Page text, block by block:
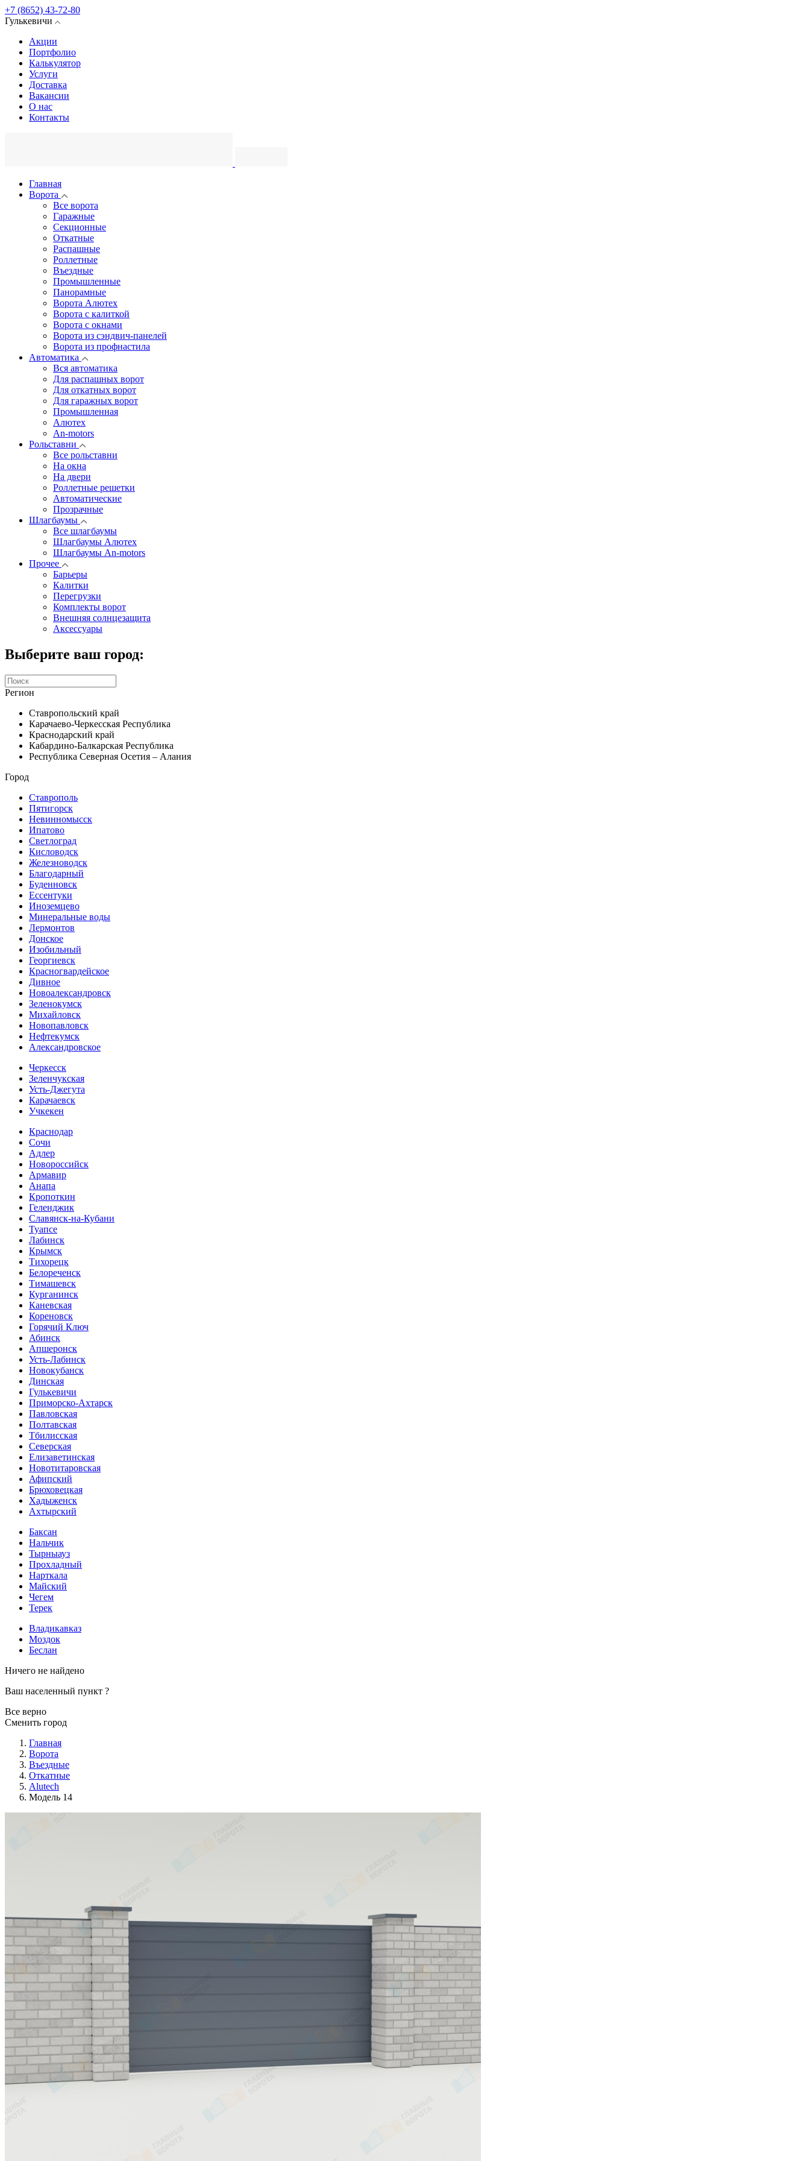
+7 (8652) 43-72-80
Гулькевичи
Акции
Портфолио
Калькулятор
Услуги
Доставка
Вакансии
О нас
Контакты
Главная
Ворота
Все ворота
Гаражные
Секционные
Откатные
Распашные
Роллетные
Въездные
Промышленные
Панорамные
Ворота Алютех
Ворота с калиткой
Ворота c окнами
Ворота из сэндвич-панелей
Ворота из профнастила
Автоматика
Вся автоматика
Для распашных ворот
Для откатных ворот
Для гаражных ворот
Промышленная
Алютех
An-motors
Рольставни
Все рольставни
На окна
На двери
Роллетные решетки
Автоматические
Прозрачные
Шлагбаумы
Все шлагбаумы
Шлагбаумы Алютех
Шлагбаумы An-motors
Прочее
Барьеры
Калитки
Перегрузки
Комплекты ворот
Внешняя солнцезащита
Аксессуары
Выберите ваш город:
Регион
Ставропольский край
Карачаево-Черкесская Республика
Краснодарский край
Кабардино-Балкарская Республика
Республика Северная Осетия – Алания
Город
Ставрополь
Пятигорск
Невинномысск
Ипатово
Светлоград
Кисловодск
Железноводск
Благодарный
Буденновск
Ессентуки
Иноземцево
Минеральные воды
Лермонтов
Донское
Изобильный
Георгиевск
Красногвардейское
Дивное
Новоалександровск
Зеленокумск
Михайловск
Новопавловск
Нефтекумск
Александровское
Черкесск
Зеленчукская
Усть-Джегута
Карачаевск
Учкекен
Краснодар
Сочи
Адлер
Новороссийск
Армавир
Анапа
Кропоткин
Геленджик
Славянск-на-Кубани
Туапсе
Лабинск
Крымск
Тихорецк
Белореченск
Тимашевск
Курганинск
Каневская
Кореновск
Горячий Ключ
Абинск
Апшеронск
Усть-Лабинск
Новокубанск
Динская
Гулькевичи
Приморско-Ахтарск
Павловская
Полтавская
Тбилисская
Северская
Елизаветинская
Новотитаровская
Афипский
Брюховецкая
Хадыженск
Ахтырский
Баксан
Нальчик
Тырныауз
Прохладный
Нарткала
Майский
Чегем
Терек
Владикавказ
Моздок
Беслан
Ничего не найдено
Ваш населенный пункт ?
Все верно
Сменить город
Главная
Ворота
Въездные
Откатные
Alutech
Модель 14